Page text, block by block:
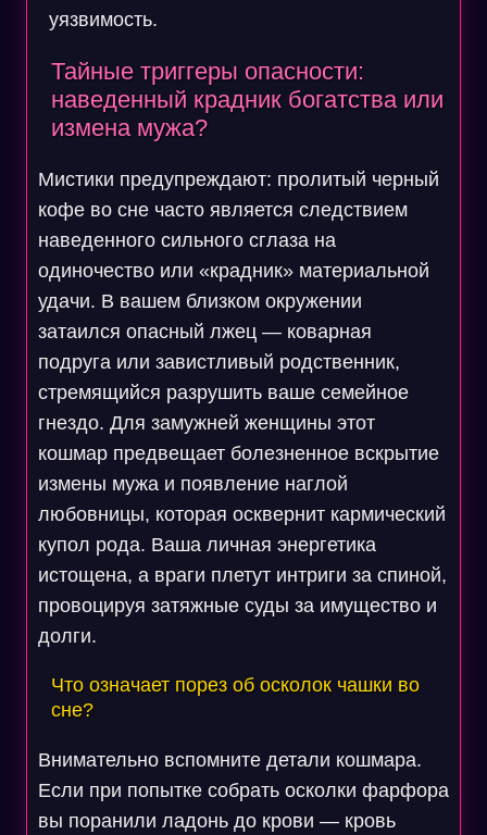
уязвимость.
Тайные триггеры опасности:
наведенный крадник богатства или
измена мужа?
Мистики предупреждают: пролитый черный
кофе во сне часто является следствием
наведенного сильного сглаза на
одиночество или «крадник» материальной
удачи. В вашем близком окружении
затаился опасный лжец — коварная
подруга или завистливый родственник,
стремящийся разрушить ваше семейное
гнездо. Для замужней женщины этот
кошмар предвещает болезненное вскрытие
измены мужа и появление наглой
любовницы, которая осквернит кармический
купол рода. Ваша личная энергетика
истощена, а враги плетут интриги за спиной,
провоцируя затяжные суды за имущество и
долги.
Что означает порез об осколок чашки во
сне?
Внимательно вспомните детали кошмара.
Если при попытке собрать осколки фарфора
вы поранили ладонь до крови — кровь